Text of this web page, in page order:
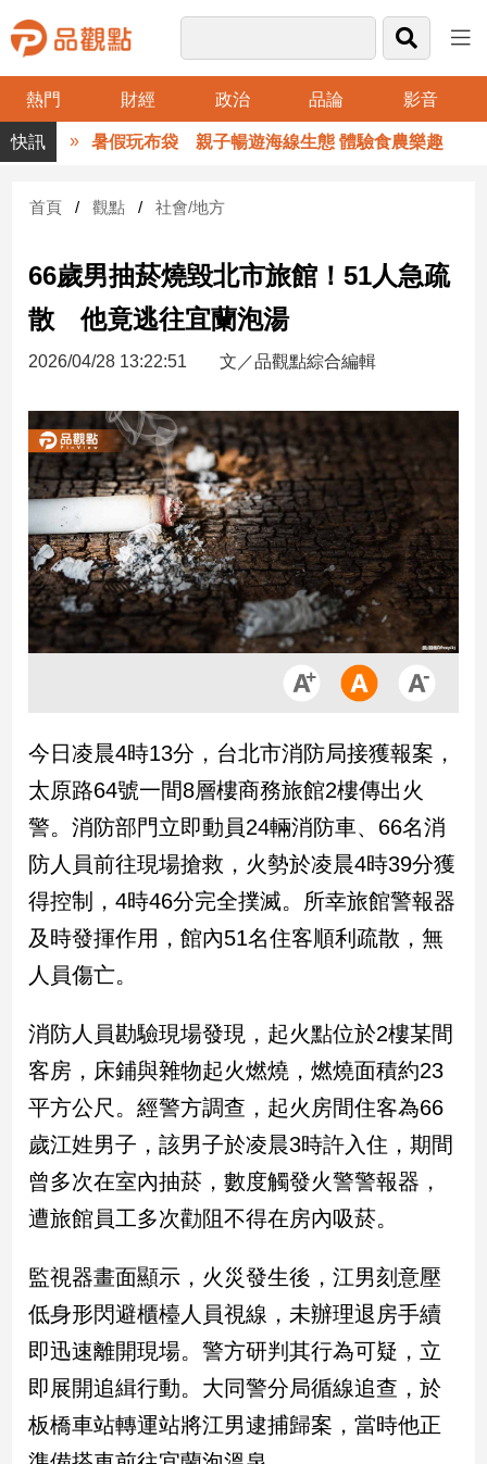
熱門 財經 政治 品論 影音
品
觀
財
台
財
新
產
經/
股
市
房
地
產
品
政
治
政
治
焦
品
觀
點
民
國
會
點
觀
點
兩
岸/
國
際
會/
地
方
暑假玩布袋 親子暢遊海線生態 體驗食農樂趣
首頁 觀點 社會/地方
66歲男抽菸燒毀北市旅館！51人急疏
散 他竟逃往宜蘭泡湯
2026/04/28 13:22:51 文／品觀點綜合編輯
今日凌晨4時13分，台北市消防局接獲報案，
太原路64號一間8層樓商務旅館2樓傳出火
警。消防部門立即動員24輛消防車、66名消
防人員前往現場搶救，火勢於凌晨4時39分獲
得控制，4時46分完全撲滅。所幸旅館警報器
及時發揮作用，館內51名住客順利疏散，無
人員傷亡。
消防人員勘驗現場發現，起火點位於2樓某間
客房，床鋪與雜物起火燃燒，燃燒面積約23
平方公尺。經警方調查，起火房間住客為66
歲江姓男子，該男子於凌晨3時許入住，期間
曾多次在室內抽菸，數度觸發火警警報器，
遭旅館員工多次勸阻不得在房內吸菸。
監視器畫面顯示，火災發生後，江男刻意壓
低身形閃避櫃檯人員視線，未辦理退房手續
即迅速離開現場。警方研判其行為可疑，立
即展開追緝行動。大同警分局循線追查，於
板橋車站轉運站將江男逮捕歸案，當時他正